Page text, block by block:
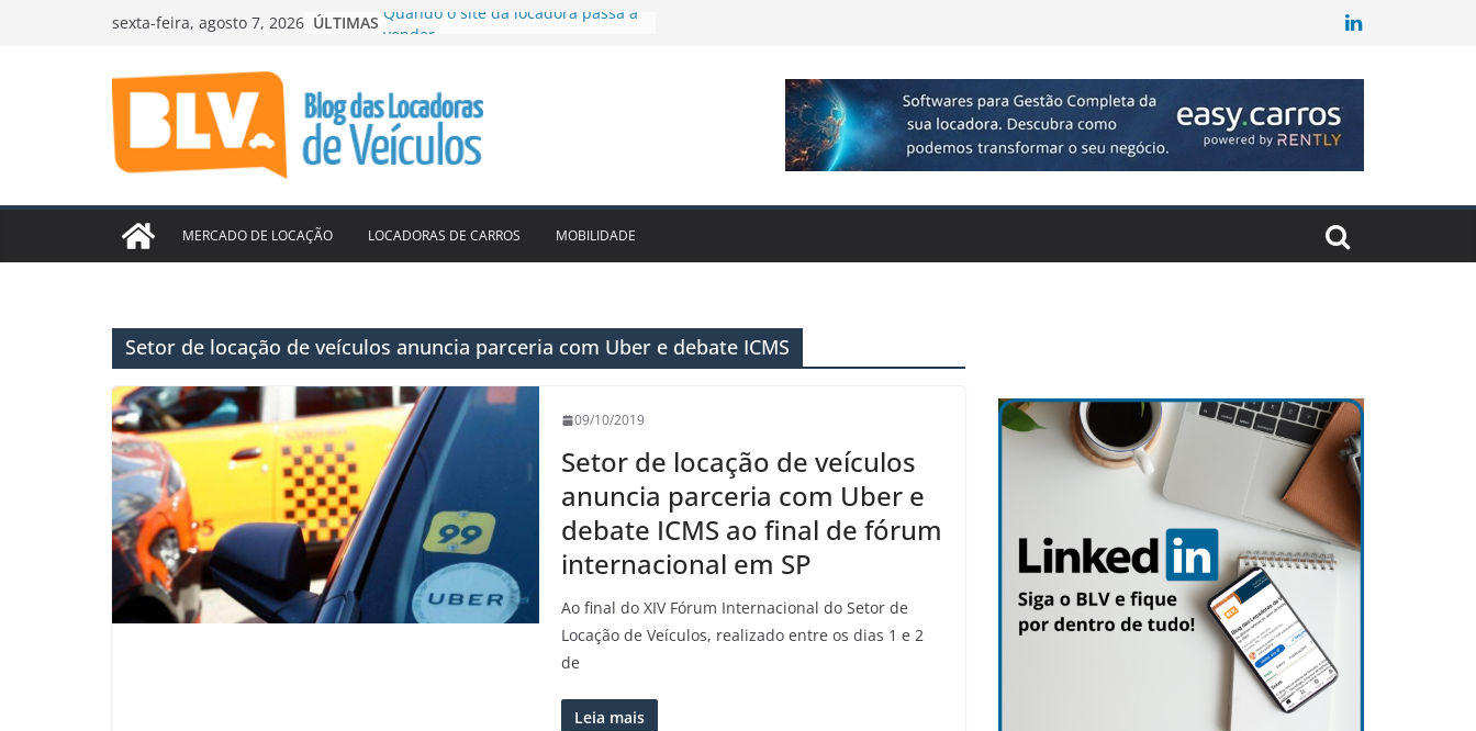
sexta-feira, agosto 7, 2026 ÚLTIMAS Localiza lucra R$ 1bi no 2T26 e
ampliar locação de veículos
ABLA contrata executiva para o RJ e
ES
Mercado aquecido leva Localiza
MERCADO DE LOCAÇÃO LOCADORAS DE CARROS MOBILIDADE
Setor de locação de veículos anuncia parceria com Uber e debate ICMS
09/10/2019
Setor de locação de veículos
anuncia parceria com Uber e
debate ICMS ao final de fórum
internacional em SP
Ao final do XIV Fórum Internacional do Setor de
Locação de Veículos, realizado entre os dias 1 e 2
de
Leia mais